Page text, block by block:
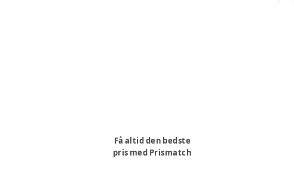
Få altid den bedste
pris med Prismatch